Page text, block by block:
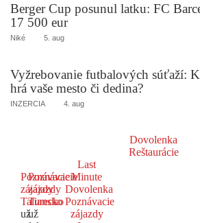
Berger Cup posunul latku: FC
17 500 eur
Niké 5. aug
Vyžrebovanie futbalových súťaží:
hrá vaše mesto či dedina?
INZERCIA 4. aug
Dovolenka
Reštaurácie
Poznávacie
zájazdy
Taliansko
už
Poznávacie
zájazdy
Turecko
už
Last
Minute
Dovolenka
Poznávacie
zájazdy